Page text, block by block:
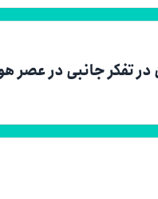
در تفکر جانبی در